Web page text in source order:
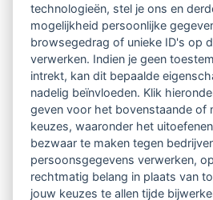
- lok gewenst gedrag uit
(onverwachte) prikkels en
daarbij niet altijd.
Met een aantal aangeschafte
naar huis en één boek kregen we
veelbelovende titel heeft: Wat
Ardon en Cynthia van der Zwan.
technologieën, stel je ons en
mogelijkheid persoonlijke
browsegedrag of unieke ID's op
verwerken. Indien je geen
intrekt, kan dit bepaalde
nadelig beïnvloeden. Klik
geven voor het bovenstaande of
keuzes, waaronder het
bezwaar te maken tegen
persoonsgegevens verwerken,
rechtmatig belang in plaats van
jouw keuzes te allen tijde